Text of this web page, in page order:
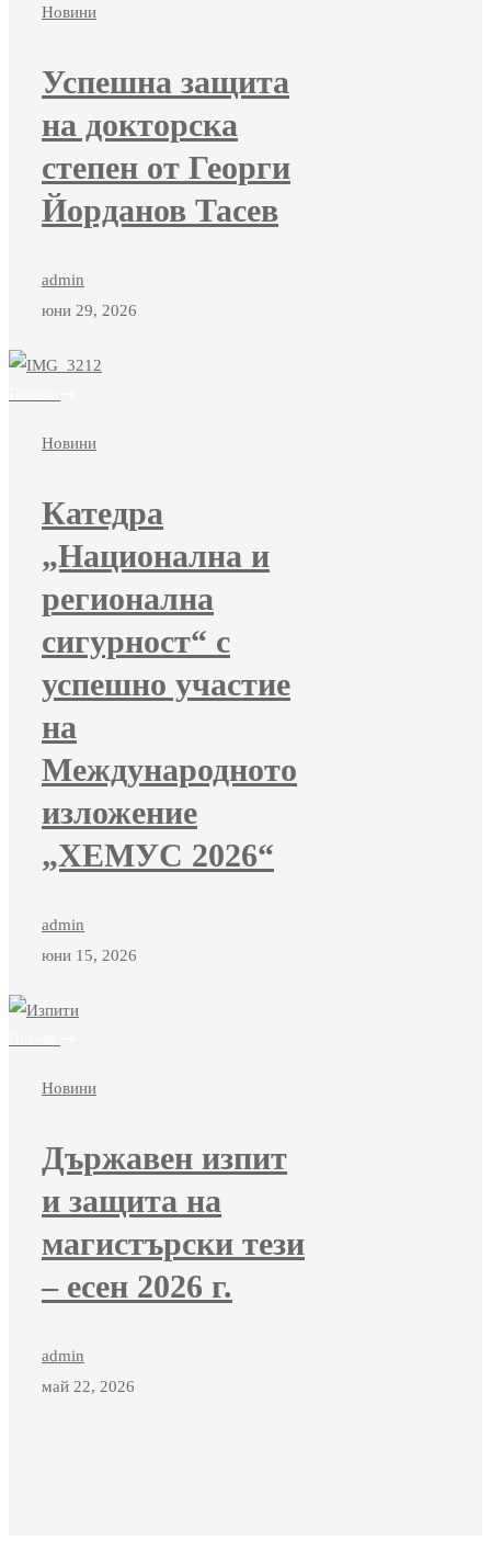
Новини
Успешна защита
на докторска
степен от Георги
Йорданов Тасев
admin
юни 29, 2026
Новини
Катедра
„Национална и
регионална
сигурност“ с
успешно участие
на
Международното
изложение
„ХЕМУС 2026“
admin
юни 15, 2026
Новини
Държавен изпит
и защита на
магистърски тези
– есен 2026 г.
admin
май 22, 2026